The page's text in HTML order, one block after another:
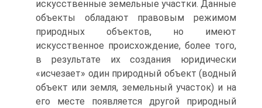
искусственные земельные участки. Данные
объекты обладают правовым режимом
природных объектов, но имеют
искусственное происхождение, более того,
в результате их создания юридически
«исчезает» один природный объект (водный
объект или земля, земельный участок) и на
его месте появляется другой природный